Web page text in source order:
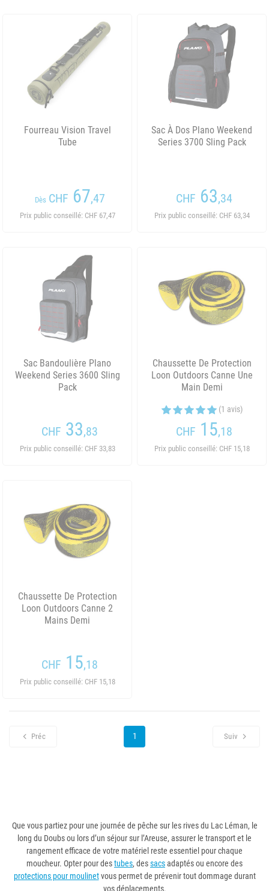
Fourreau Vision Travel
Tube
Dès CHF 67,47
Prix public conseillé: CHF 67,47
Sac À Dos Plano Weekend
Series 3700 Sling Pack
CHF 63,34
Prix public conseillé: CHF 63,34
Sac Bandoulière Plano
Weekend Series 3600 Sling
Pack
CHF 33,83
Prix public conseillé: CHF 33,83
Chaussette De Protection
Loon Outdoors Canne Une
Main Demi
(1 avis)
CHF 15,18
Prix public conseillé: CHF 15,18
Chaussette De Protection
Loon Outdoors Canne 2
Mains Demi
CHF 15,18
Prix public conseillé: CHF 15,18
Préc 1 Suiv
Que vous partiez pour une journée de pêche sur les rives du Lac Léman, le
long du Doubs ou lors d’un séjour sur l’Areuse, assurer le transport et le
rangement efficace de votre matériel reste essentiel pour chaque
moucheur. Opter pour destubes, dessacsadaptés ou encore des
protections pour moulinetvous permet de prévenir tout dommage durant
vos déplacements.